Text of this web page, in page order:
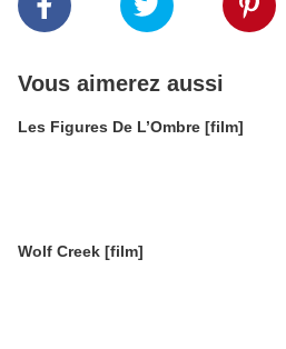
Vous aimerez aussi
Les Figures De L’Ombre [film]
Wolf Creek [film]